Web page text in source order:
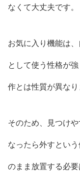
なくて大丈夫です。
お気に入り機能は
として使う性格が
作とは性質が異なり
そのため、見つけ
なったら外すとい
のまま放置する必要